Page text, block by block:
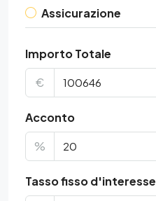
Assicurazione
Importo Totale
€
Acconto
%
Tasso fisso d'interesse